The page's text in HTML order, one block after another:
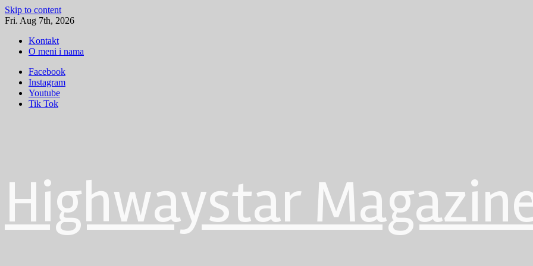
Skip to content
Fri. Aug 7th, 2026
Kontakt
O meni i nama
Facebook
Instagram
Youtube
Tik Tok
Highwaystar